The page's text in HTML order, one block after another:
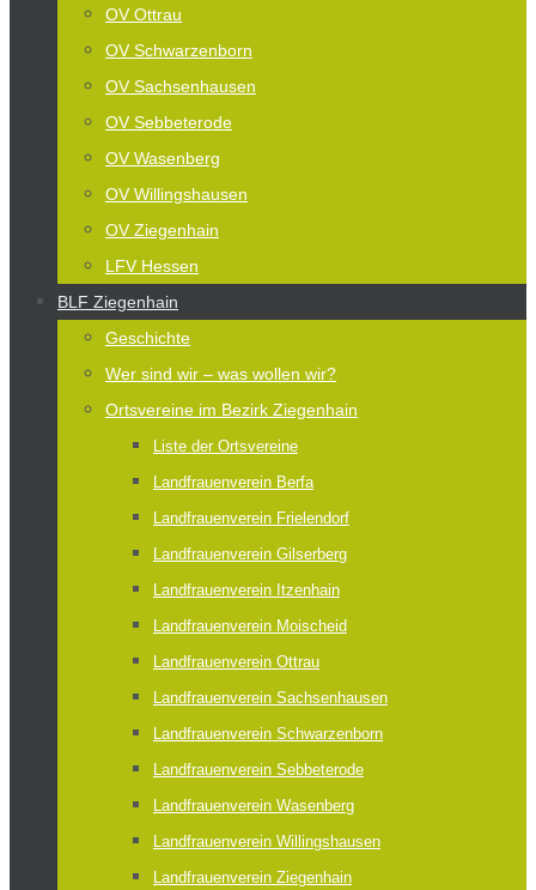
OV Ottrau
OV Schwarzenborn
OV Sachsenhausen
OV Sebbeterode
OV Wasenberg
OV Willingshausen
OV Ziegenhain
LFV Hessen
BLF Ziegenhain
Geschichte
Wer sind wir – was wollen wir?
Ortsvereine im Bezirk Ziegenhain
Liste der Ortsvereine
Landfrauenverein Berfa
Landfrauenverein Frielendorf
Landfrauenverein Gilserberg
Landfrauenverein Itzenhain
Landfrauenverein Moischeid
Landfrauenverein Ottrau
Landfrauenverein Sachsenhausen
Landfrauenverein Schwarzenborn
Landfrauenverein Sebbeterode
Landfrauenverein Wasenberg
Landfrauenverein Willingshausen
Landfrauenverein Ziegenhain